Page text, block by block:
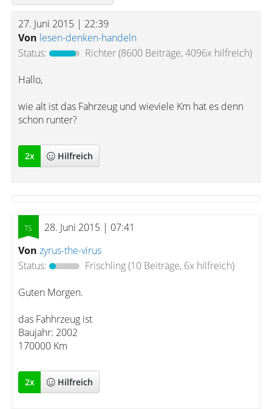
27. Juni 2015 | 22:39
Von lesen-denken-handeln
Status:
Richter(8600 Beiträge, 4096x hilfreich)
Hallo,
wie alt ist das Fahrzeug und wieviele Km hat es denn
schon runter?
2x Hilfreich
28. Juni 2015 | 07:41
Von zyrus-the-virus
Status:
Frischling(10 Beiträge, 6x hilfreich)
Guten Morgen.
das Fahhrzeug ist
Baujahr: 2002
170000 Km
2x Hilfreich